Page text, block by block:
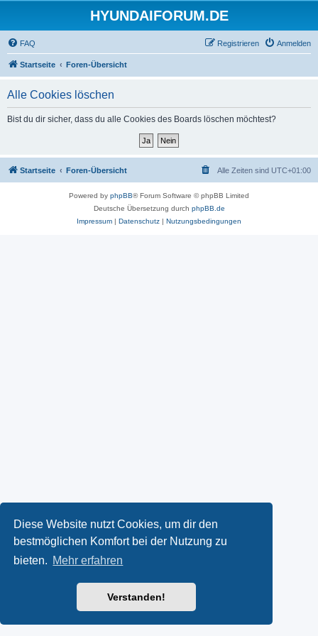
Diese Website nutzt Cookies, um dir den
bestmöglichen Komfort bei der Nutzung zu
bieten. Mehr erfahren
Verstanden!
HYUNDAIFORUM.DE
FAQ Anmelden
Registrieren
Startseite Foren-Übersicht
Alle Cookies löschen
Bist du dir sicher, dass du alle Cookies des Boards löschen möchtest?
Startseite Foren-Übersicht Alle Zeiten sind UTC+01:00
Powered by phpBB® Forum Software © phpBB Limited
Deutsche Übersetzung durch phpBB.de
Impressum | Datenschutz | Nutzungsbedingungen